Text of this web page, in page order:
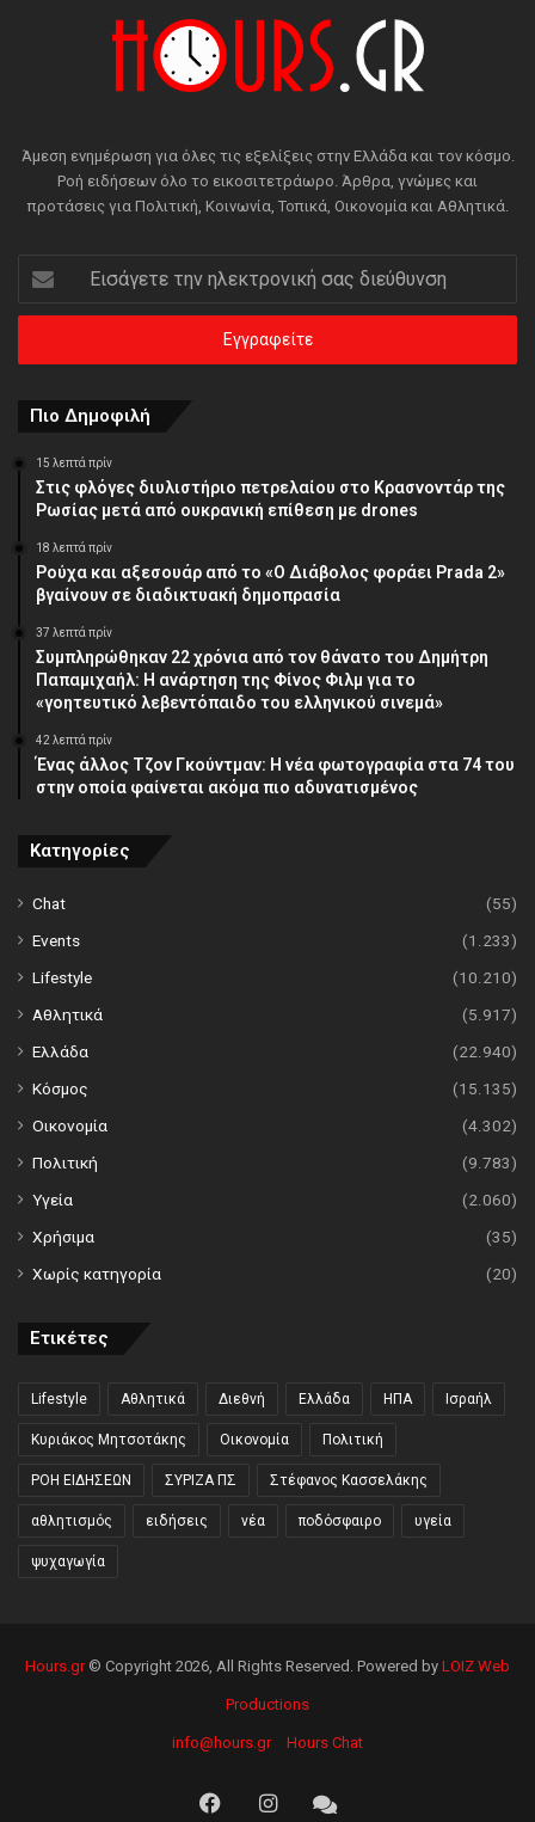
Άμεση ενημέρωση για όλες τις εξελίξεις στην Ελλάδα και τον κόσμο.
Ροή ειδήσεων όλο το εικοσιτετράωρο. Άρθρα, γνώμες και
προτάσεις για Πολιτική, Κοινωνία, Τοπικά, Οικονομία και Αθλητικά.
Εισάγετε
την
ηλεκτρονική
διεύθυνση
Πιο Δημοφιλή
15 λεπτά πρίν
Στις φλόγες διυλιστήριο πετρελαίου στο Κρασνοντάρ της
Ρωσίας μετά από ουκρανική επίθεση με drones
18 λεπτά πρίν
Ρούχα και αξεσουάρ από το «Ο Διάβολος φοράει Prada 2»
βγαίνουν σε διαδικτυακή δημοπρασία
37 λεπτά πρίν
Συμπληρώθηκαν 22 χρόνια από τον θάνατο του Δημήτρη
Παπαμιχαήλ: Η ανάρτηση της Φίνος Φιλμ για το
«γοητευτικό λεβεντόπαιδο του ελληνικού σινεμά»
42 λεπτά πρίν
Ένας άλλος Τζον Γκούντμαν: H νέα φωτογραφία στα 74 του
στην οποία φαίνεται ακόμα πιο αδυνατισμένος
Κατηγορίες
Chat
(55)
Events
(1.233)
Lifestyle
(10.210)
Αθλητικά
(5.917)
Ελλάδα
(22.940)
Κόσμος
(15.135)
Οικονομία
(4.302)
Πολιτική
(9.783)
Υγεία
(2.060)
Χρήσιμα
(35)
Χωρίς κατηγορία
(20)
Ετικέτες
Lifestyle Αθλητικά Διεθνή Ελλάδα ΗΠΑ Ισραήλ
Κυριάκος Μητσοτάκης Οικονομία Πολιτική
ΡΟΗ ΕΙΔΗΣΕΩΝ ΣΥΡΙΖΑ ΠΣ Στέφανος Κασσελάκης
αθλητισμός ειδήσεις νέα ποδόσφαιρο υγεία
ψυχαγωγία
Hours.gr© Copyright 2026, All Rights Reserved. Powered by LOIZ Web
Productions
info@hours.gr Hours Chat
FacebookInstagramHours